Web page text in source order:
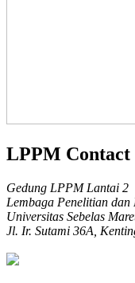
LPPM Contact
Gedung LPPM Lantai 2
Lembaga Penelitian
Universitas Sebelas
Jl. Ir. Sutami 36A,